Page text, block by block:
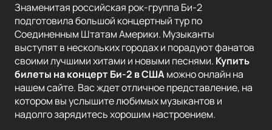
Знаменитая российская рок-группа Би-2
подготовила большой концертный тур по
Соединенным Штатам Америки. Музыканты
выступят в нескольких городах и порадуют фанатов
своими лучшими хитами и новыми песнями. Купить
билеты на концерт Би-2 в СШАможно онлайн на
нашем сайте. Вас ждет отличное представление, на
котором вы услышите любимых музыкантов и
надолго зарядитесь хорошим настроением.